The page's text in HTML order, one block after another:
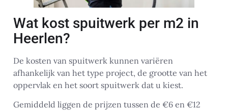
Wat kost spuitwerk per m2 in
Heerlen?
De kosten van spuitwerk kunnen variëren
afhankelijk van het type project, de grootte van het
oppervlak en het soort spuitwerk dat u kiest.
Gemiddeld liggen de prijzen tussen de €6 en €12